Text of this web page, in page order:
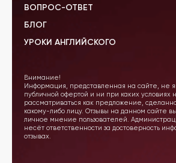
ВОПРОС-ОТВЕТ
БЛОГ
УРОКИ АНГЛИЙСКОГО
Внимание!
Информация, представленная на сайте, не
публичной офертой и ни при каких условиях
рассматриваться как предложение,
какому-либо лицу. Отзывы на данном сайте
личное мнение пользователей.
несёт ответственности за достоверность
отзывах.